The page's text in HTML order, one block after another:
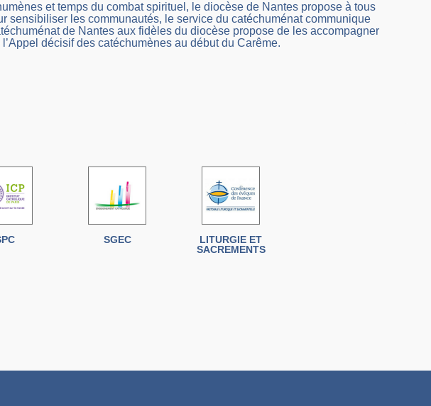
et temps du combat spirituel, le diocèse de Nantes propose à tous
sensibiliser les communautés, le service du catéchuménat communique
de Nantes aux fidèles du diocèse propose de les accompagner
décisif des catéchumènes au début du Carême.
SGEC
LITURGIE ET
SACREMENTS